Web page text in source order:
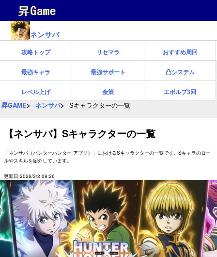
ネンサバ
攻略トップ リセマラ おすすめ周回
最強キャラ 最強サポート 凸システム
レベル上げ 金策 エボルブ3回
昇GAME ネンサバ Sキャラクターの一覧
【ネンサバ】Sキャラクターの一覧
「ネンサバ（ハンターハンター アプリ）」におけるSキャラクターの一覧です。Sキャラのロー
ルやスキルを紹介しています。
更新日:2026/3/2 09:26